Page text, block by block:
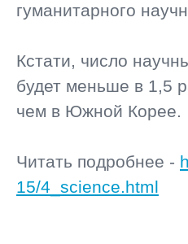
гуманитарного
Кстати, число
будет меньше в 1,5
чем в Южной Корее.
Читать подробнее -
15/4_science.html